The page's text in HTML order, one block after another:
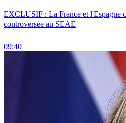
EXCLUSIF : La France et l'Espagne
controversée au SEAE
09:40